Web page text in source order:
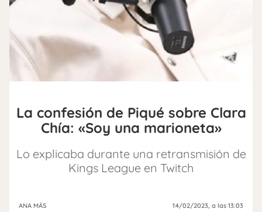
La confesión de Piqué sobre Clara
Chía: «Soy una marioneta»
Lo explicaba durante una retransmisión de
Kings League en Twitch
ANA MÁS 14/02/2023, a las 13:03